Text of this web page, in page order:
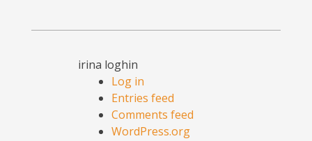
irina loghin
Log in
Entries feed
Comments feed
WordPress.org